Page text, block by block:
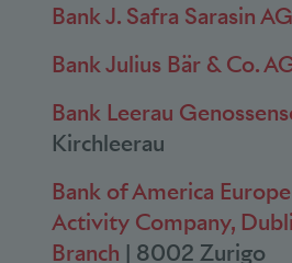
Bank J. Safra Sarasin AG
Bank Julius Bär & Co.
Bank Leerau
Kirchleerau
Bank of America
Activity Company,
Branch | 8002 Zurigo